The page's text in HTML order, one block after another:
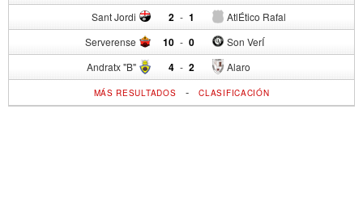
Sant Jordi 2 - AtlÉtico Rafal
1
Serverense 10 - Son VerÍ
0
Andratx "B" 4 - Alaro
2
MÁS RESULTADOS -CLASIFICACIÓN